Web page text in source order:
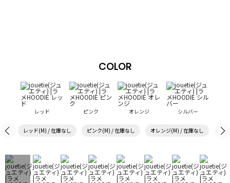
COLOR
レッド ピンク オレンジ シルバー
レッド(M) / 在庫なし ピンク(M) / 在庫なし オレンジ(M) / 在庫なし シ